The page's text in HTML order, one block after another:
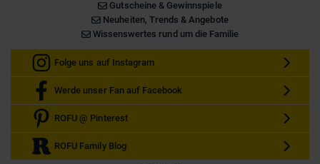
Gutscheine & Gewinnspiele
Neuheiten, Trends & Angebote
Wissenswertes rund um die Familie
Folge uns auf Instagram
Werde unser Fan auf Facebook
ROFU @ Pinterest
ROFU Family Blog